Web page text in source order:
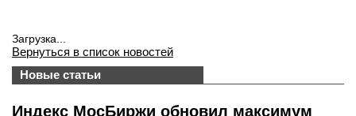
Загрузка...
Вернуться в список новостей
Новые статьи
Индекс МосБиржи обновил максимум